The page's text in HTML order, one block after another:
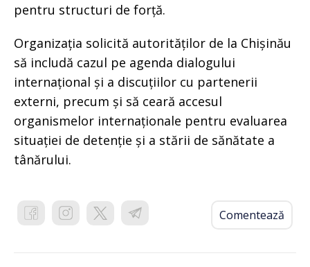
pentru structuri de forță.
Organizația solicită autorităților de la Chișinău
să includă cazul pe agenda dialogului
internațional și a discuțiilor cu partenerii
externi, precum și să ceară accesul
organismelor internaționale pentru evaluarea
situației de detenție și a stării de sănătate a
tânărului.
Comentează